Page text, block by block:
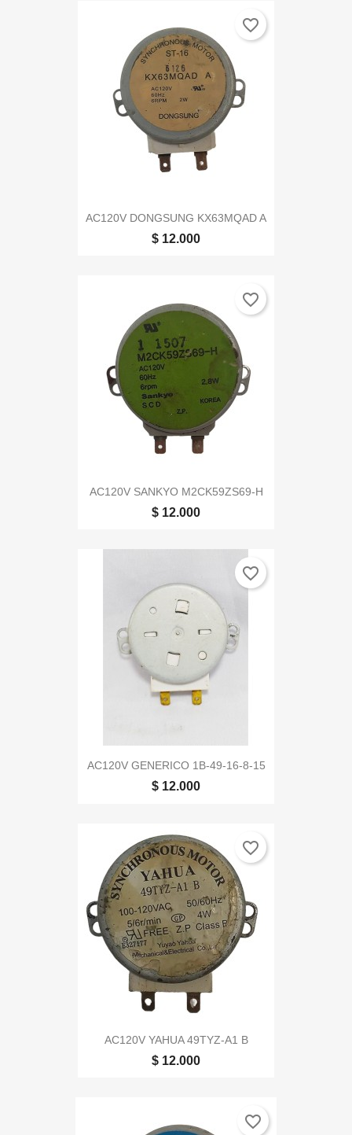
AC120V DONGSUNG KX63MQAD A
$ 12.000
favorite_border
AC120V SANKYO M2CK59ZS69-H
$ 12.000
favorite_border
AC120V GENERICO 1B-49-16-8-15
$ 12.000
favorite_border
AC120V YAHUA 49TYZ-A1 B
$ 12.000
favorite_border
favorite_border